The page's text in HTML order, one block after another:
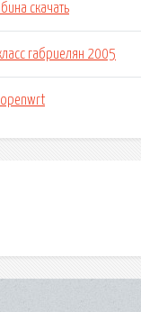
скачать
габриелян 2005